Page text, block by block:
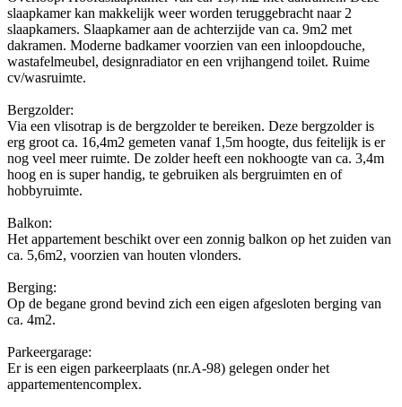
slaapkamer kan makkelijk weer worden teruggebracht naar 2
slaapkamers. Slaapkamer aan de achterzijde van ca. 9m2 met
dakramen. Moderne badkamer voorzien van een inloopdouche,
wastafelmeubel, designradiator en een vrijhangend toilet. Ruime
cv/wasruimte.
Bergzolder:
Via een vlisotrap is de bergzolder te bereiken. Deze bergzolder is
erg groot ca. 16,4m2 gemeten vanaf 1,5m hoogte, dus feitelijk is er
nog veel meer ruimte. De zolder heeft een nokhoogte van ca. 3,4m
hoog en is super handig, te gebruiken als bergruimten en of
hobbyruimte.
Balkon:
Het appartement beschikt over een zonnig balkon op het zuiden van
ca. 5,6m2, voorzien van houten vlonders.
Berging:
Op de begane grond bevind zich een eigen afgesloten berging van
ca. 4m2.
Parkeergarage:
Er is een eigen parkeerplaats (nr.A-98) gelegen onder het
appartementencomplex.